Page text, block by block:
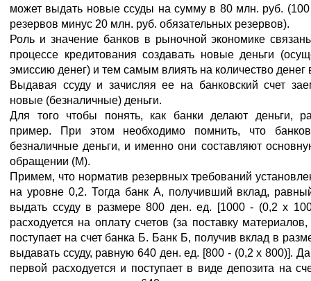
может выдать новые ссуды на сумму в 80 млн. руб. (100
резервов минус 20 млн. руб. обязательных резервов).
Роль и значение банков в рыночной экономике
процессе кредитования создавать новые деньги
эмиссию денег) и тем самым влиять на количество
Выдавая ссуду и зачисляя ее на банковский счет
новые (безналичные) деньги.
Для того чтобы понять, как банки делают деньги,
пример. При этом необходимо помнить, что
безналичные деньги, и именно они составляют
обращении (М).
Примем, что норматив резервных требований
на уровне 0,2. Тогда банк А, получивший вклад,
выдать ссуду в размере 800 ден. ед. [1000 - (0,2 х
расходуется на оплату счетов (за поставку
поступает на счет банка Б. Банк Б, получив вклад в
выдавать ссуду, равную 640 ден. ед. [800 - (0,2 х 800)].
первой расходуется и поступает в виде депозита на